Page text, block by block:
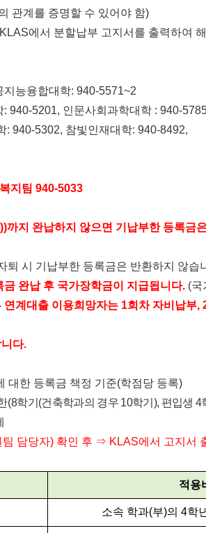
관계를 증명할 수 있어야 함)
에서 분할납부 고지서를 출력하여
지능융합대학: 940-5571~2
: 940-5201, 인문사회과학대학 : 940-
: 940-5302, 참빛인재대학: 940-8492,
지팀 940-5033
))까지 완납하지 않으면 기납부한 등록금
퇴 시 기납부한 등록금은 반환하지 않습
완납 후 국가장학금이 지급됩니다. (국
연계대출 이용희망자는 1회차 자비납부,
다.
대한 등록금 책정 기준(학점당 등록)
(8학기 (건축학과의 경우 10학기 ), 편입생4
팀 담당자) 확인 후 ⇒ KLAS에서 고지서
적용
소속 학과(부)의 4학